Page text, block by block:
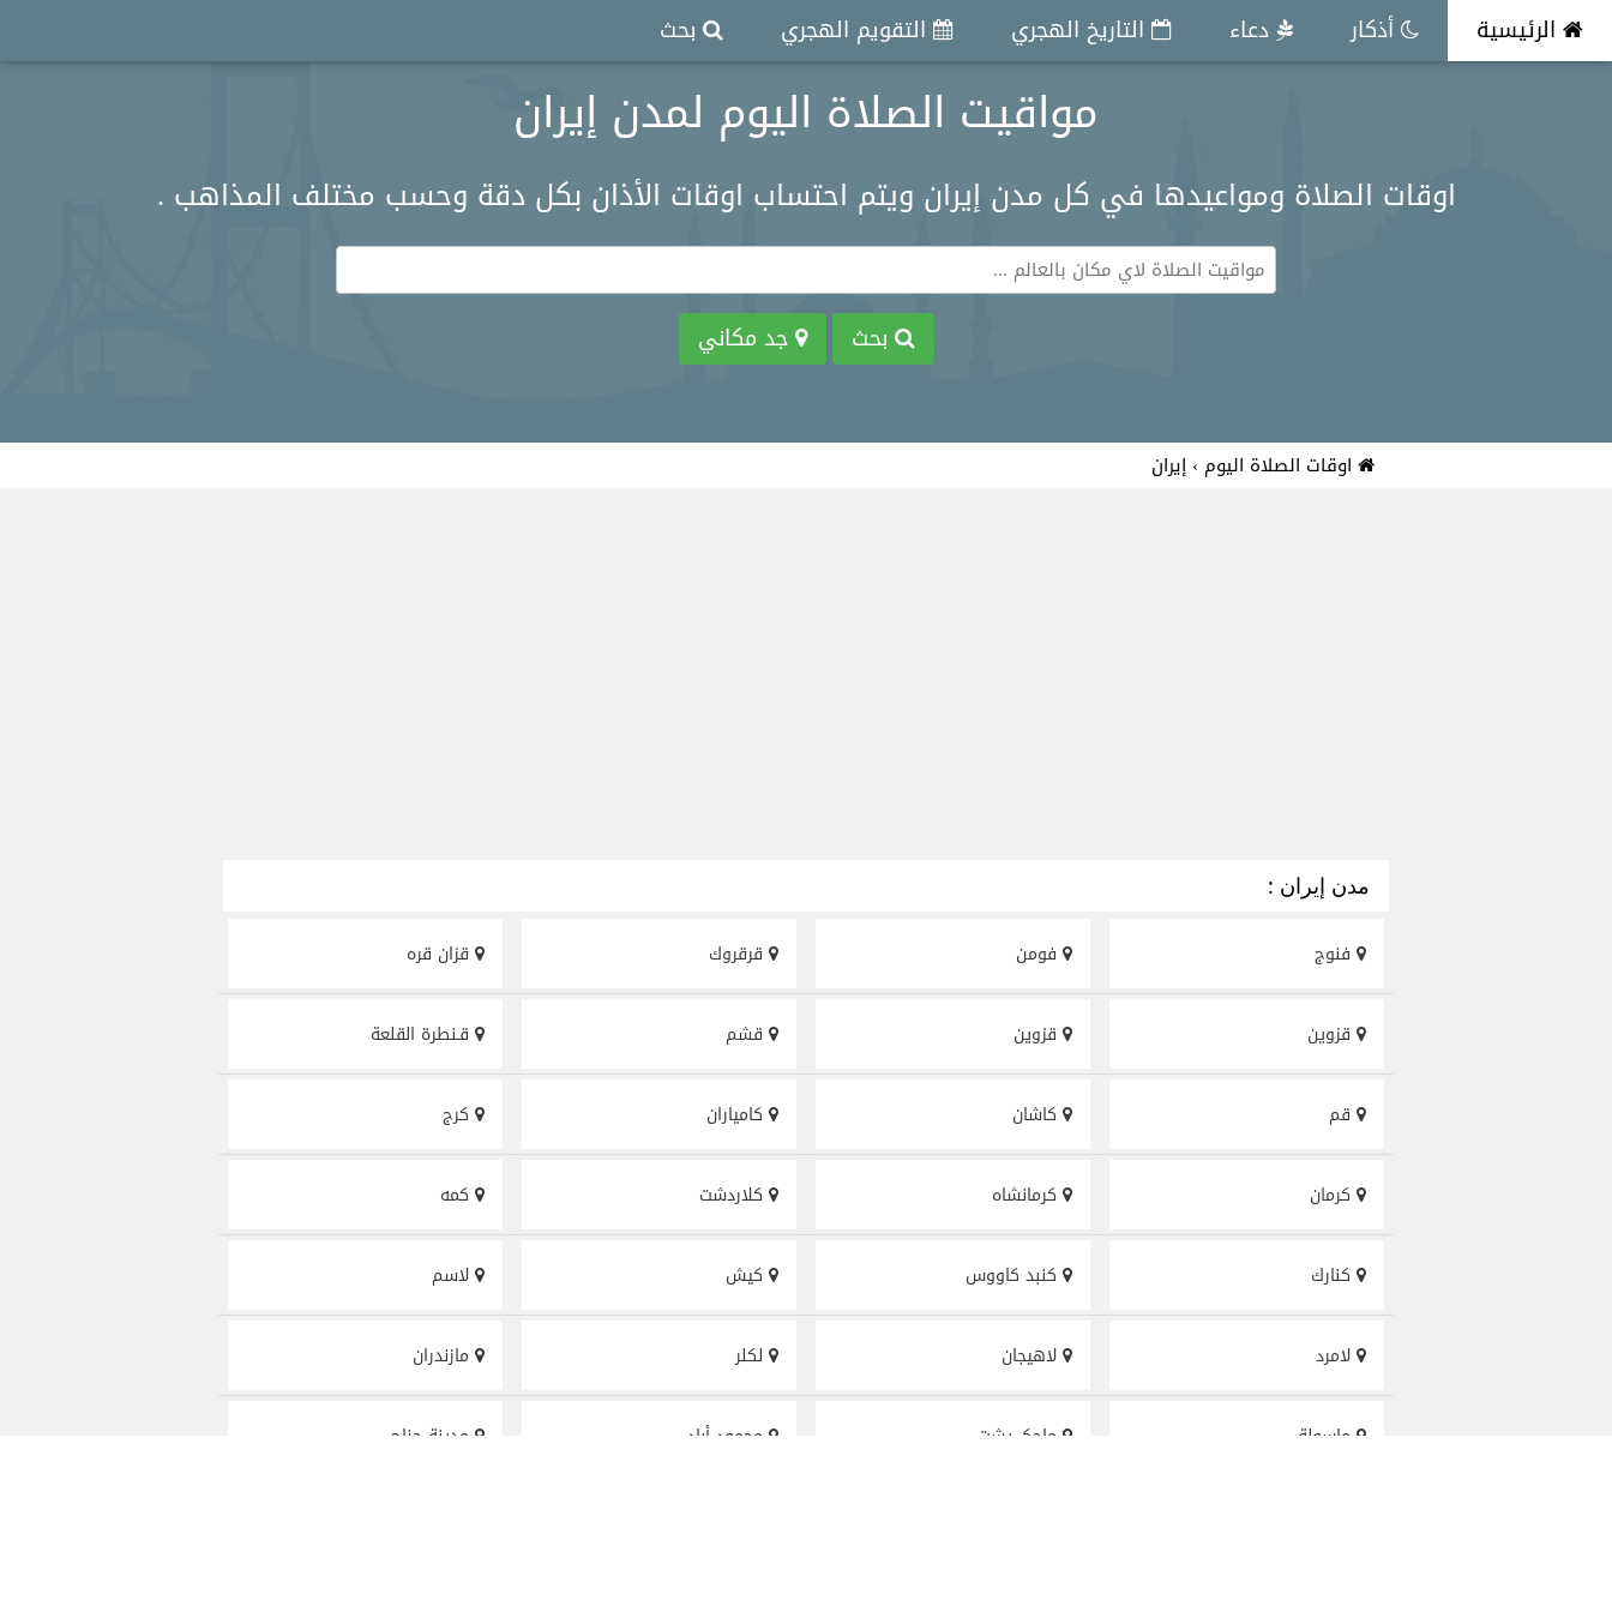
الرئيسية أذكار دعاء التاريخ الهجري التقويم الهجري بحث
مواقيت الصلاة اليوم لمدن إيران
اوقات الصلاة ومواعيدها في كل مدن إيران ويتم احتساب اوقات الأذان بكل دقة وحسب مختلف المذاهب .
بحث جد مكاني
اوقات الصلاة اليوم › إيران
مدن إيران :
فنوج فومن قرقروك قزان قره
قزوين قزوین قشم قـنطرة القلعة
قم كاشان كامياران كرج
كرمان كرمانشاه كلاردشت كمه
كنارك كنبد كاووس كيش لاسم
لامرد لاهيجان لکلر مازندران
ماسولة ماچک پشت محمود أباد مدينة جناح